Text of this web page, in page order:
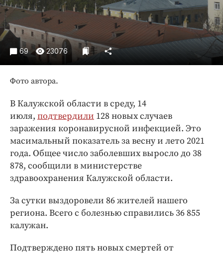
Спорт
Экономика и бизнес
ПРОЕКТЫ
Блоги
Издания
Интересное чтиво
Клиника года
Бренд года
Работодатель года
69 23076
Фото автора.
В Калужской области в среду, 14
июля, подтвердили 128 новых случаев
заражения коронавирусной инфекцией. Это
масимальный показатель за весну и лето 2021
года. Общее число заболевших выросло до 38
878, сообщили в министерстве
здравоохранения Калужской области.
За сутки выздоровели 86 жителей нашего
региона. Всего с болезнью справились 36 855
калужан.
Подтверждено пять новых смертей от